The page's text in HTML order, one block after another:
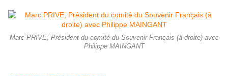
Marc PRIVE, Président du comité du Souvenir Français (à droite) avec
Philippe MAINGANT